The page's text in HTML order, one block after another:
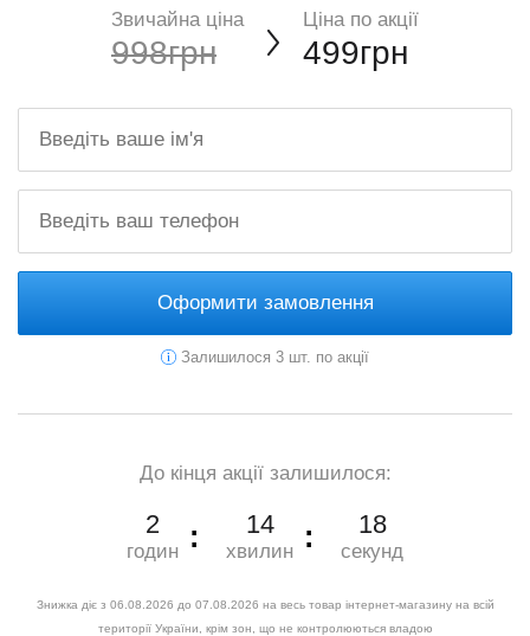
Звичайна ціна
998грн
Ціна по акції
499грн
Оформити замовлення
Залишилося 3 шт. по акції
До кінця акції залишилося:
2
годин
14
хвилин
17
секунд
Знижка діє з 06.08.2026 до 07.08.2026 на весь товар інтернет-магазину на всій
території України, крім зон, що не контролюються владою